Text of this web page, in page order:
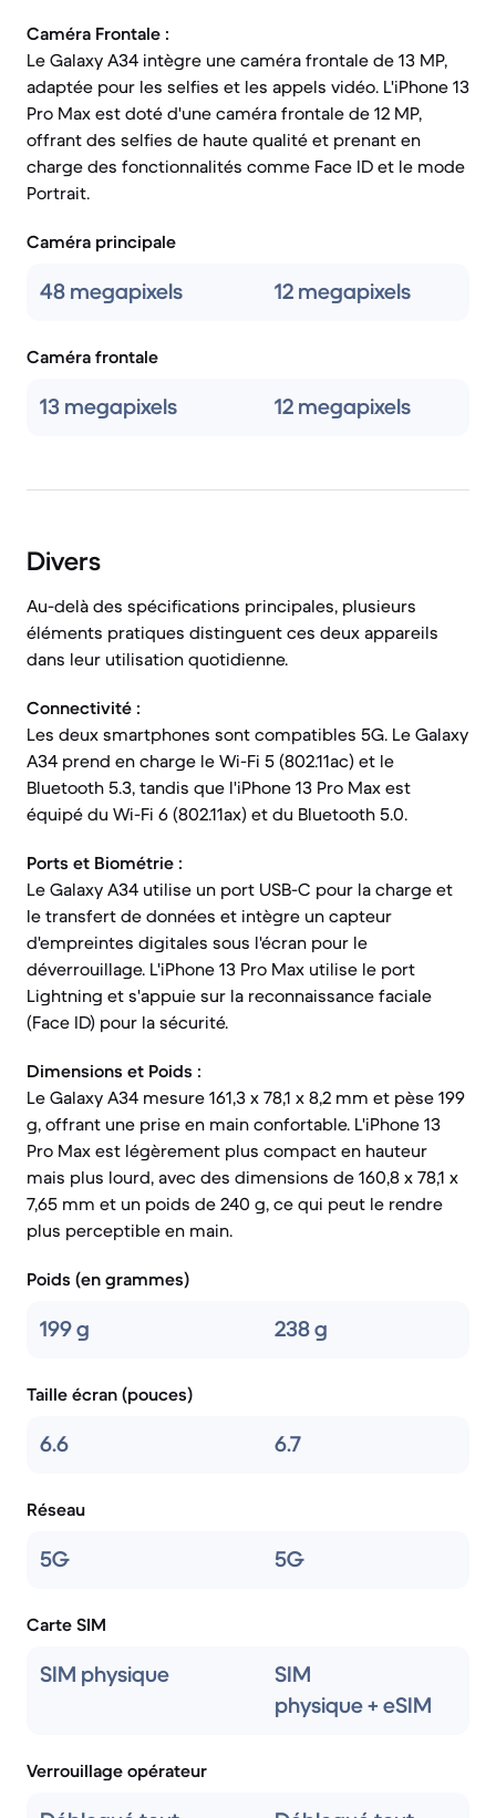
Caméra Frontale :
Le Galaxy A34 intègre une caméra frontale de 13 MP,
adaptée pour les selfies et les appels vidéo. L'iPhone 13
Pro Max est doté d'une caméra frontale de 12 MP,
offrant des selfies de haute qualité et prenant en
charge des fonctionnalités comme Face ID et le mode
Portrait.
Caméra principale
48 megapixels 12 megapixels
Caméra frontale
13 megapixels 12 megapixels
Divers
Au-delà des spécifications principales, plusieurs
éléments pratiques distinguent ces deux appareils
dans leur utilisation quotidienne.
Connectivité :
Les deux smartphones sont compatibles 5G. Le Galaxy
A34 prend en charge le Wi-Fi 5 (802.11ac) et le
Bluetooth 5.3, tandis que l'iPhone 13 Pro Max est
équipé du Wi-Fi 6 (802.11ax) et du Bluetooth 5.0.
Ports et Biométrie :
Le Galaxy A34 utilise un port USB-C pour la charge et
le transfert de données et intègre un capteur
d'empreintes digitales sous l'écran pour le
déverrouillage. L'iPhone 13 Pro Max utilise le port
Lightning et s'appuie sur la reconnaissance faciale
(Face ID) pour la sécurité.
Dimensions et Poids :
Le Galaxy A34 mesure 161,3 x 78,1 x 8,2 mm et pèse 199
g, offrant une prise en main confortable. L'iPhone 13
Pro Max est légèrement plus compact en hauteur
mais plus lourd, avec des dimensions de 160,8 x 78,1 x
7,65 mm et un poids de 240 g, ce qui peut le rendre
plus perceptible en main.
Poids (en grammes)
199 g 238 g
Taille écran (pouces)
6.6 6.7
Réseau
5G 5G
Carte SIM
SIM physique
SIM
physique + eSIM
Verrouillage opérateur